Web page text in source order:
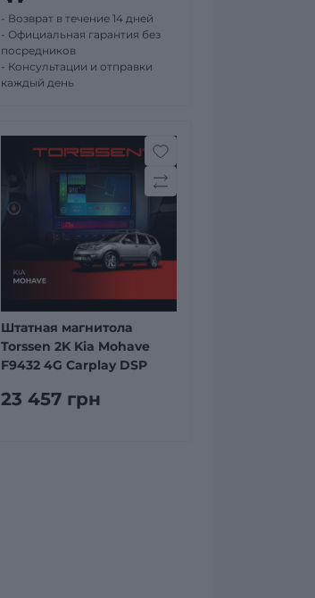
- Возврат в течение 14 дней
- Официальная гарантия без
посредников
- Консультации и отправки
каждый день
Штатная магнитола
Torssen 2K Kia Mohave
F9432 4G Carplay DSP
23 457 грн